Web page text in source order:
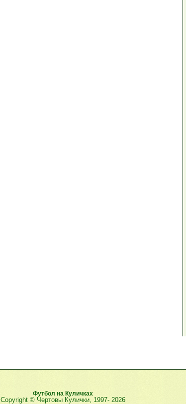
Футбол на Куличках
Copyright © Чертовы Кулички, 1997- 2026